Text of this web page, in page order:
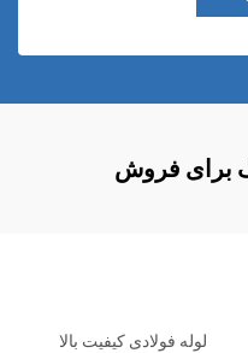
برای فروش
لوله فولادی کیفیت بالا